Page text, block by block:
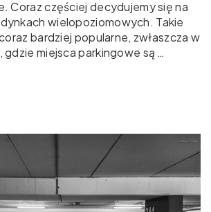
Coraz częściej decydujemy się na
wielopoziomowych. Takie
bardziej popularne, zwłaszcza w
gdzie miejsca parkingowe są …